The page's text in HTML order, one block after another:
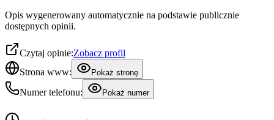
Opis wygenerowany automatycznie na podstawie publicznie
dostępnych opinii.
Czytaj opinie:Zobacz profil
Strona www:
Pokaż stronę
Numer telefonu: Pokaż numer